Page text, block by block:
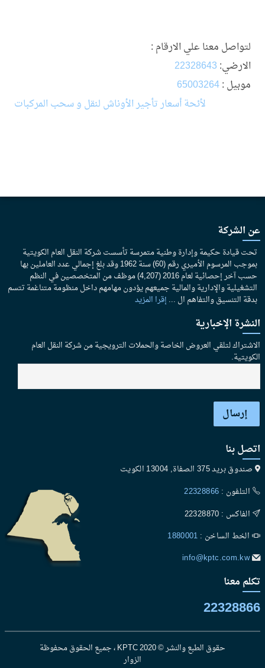
لتواصل معنا علي الارقام :
الارضي: 22328643
موبيل :65003264
لأئحة أسعار تأجير الأوناش لنقل و سحب المركبات
عن الشركة
تحت قيادة حكيمة وإدارة وطنية متمرسة تأسست شركة النقل العام الكويتية
بموجب المرسوم الأميري رقم (60) سنة 1962 وقد بلغ إجمالي عدد العاملين بها
حسب آخر إحصائية لعام 2016 (4,207) موظف من المتخصصين في النظم
التشغيلية والإدارية والمالية جميعهم يؤدون مهامهم داخل منظومة متناغمة تتسم
بدقة التنسيق والتفاهم ال ...إقرا المزيد
النشرة الإخبارية
الاشتراك لتلقي العروض الخاصة والحملات الترويجية من شركة النقل العام
الكويتية.
إرسال
اتصل بنا
صندوق بريد 375 الصفاة, 13004 الكويت
التلفون : 22328866
الفاكس : 22328870
الخط الساخن : 1880001
info@kptc.com.kw
تكلم معنا
22328866
حقوق الطبع والنشر © 2020 KPTC ، جميع الحقوق محفوظة
الزوار